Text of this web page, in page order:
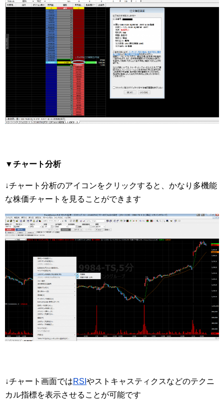
▼チャート分析
↓チャート分析のアイコンをクリックすると、かなり多機能
な株価チャートを見ることができます
↓チャート画面ではRSI やストキャスティクスなどのテクニ
カル指標を表示させることが可能です